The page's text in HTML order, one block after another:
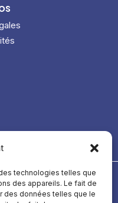
technologies telles que
des appareils. Le fait de
des données telles que le